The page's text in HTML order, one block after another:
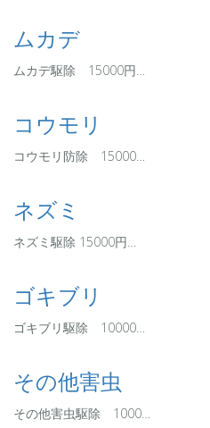
ムカデ
ムカデ駆除 15000円…
コウモリ
コウモリ防除 15000…
ネズミ
ネズミ駆除 15000円…
ゴキブリ
ゴキブリ駆除 10000…
その他害虫
その他害虫駆除 1000…